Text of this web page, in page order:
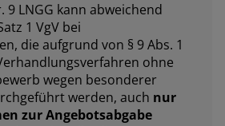
9 LNGG kann abweichend
1 VgV bei
die aufgrund von § 9 Abs. 1
ohne
wegen besonderer
werden, auch nur
zur Angebotsabgabe